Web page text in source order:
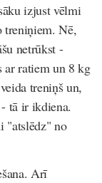
izjust vēlmi
treniņiem. Nē,
netrūkst -
ar ratiem un 8 kg
treniņš un,
tā ir ikdiena.
"atslēdz" no
Arī